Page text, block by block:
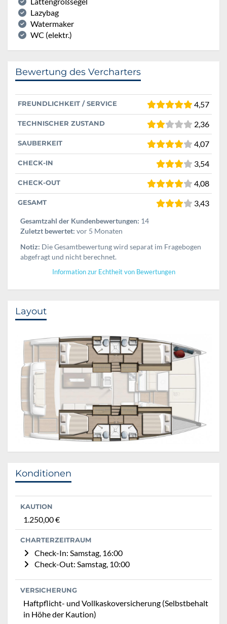
Lazybag
Watermaker
WC (elektr.)
Bewertung des Vercharters
FREUNDLICHKEIT / SERVICE 4,57
TECHNISCHER ZUSTAND 2,36
SAUBERKEIT 4,07
CHECK-IN 3,54
CHECK-OUT 4,08
GESAMT 3,43
Gesamtzahl der Kundenbewertungen: 14
Zuletzt bewertet: vor 5 Monaten
Notiz: Die Gesamtbewertung wird separat im Fragebogen
abgefragt und nicht berechnet.
Information zur Echtheit von Bewertungen
Layout
Konditionen
KAUTION
1.250,00 €
CHARTERZEITRAUM
Check-In: Samstag, 16:00
Check-Out: Samstag, 10:00
VERSICHERUNG
Haftpflicht- und Vollkaskoversicherung (Selbstbehalt
in Höhe der Kaution)